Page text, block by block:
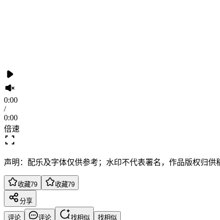
0:00
/
0:00
倍速
声明：配乐及字体仅供参考；水印不代表署名，作品版权归供
收藏79 收藏79
分享
评论 评论 找相似 找相似